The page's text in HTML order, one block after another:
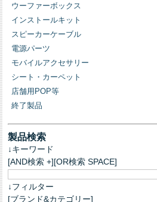
ウーファーボックス
インストールキット
スピーカーケーブル
電源パーツ
モバイルアクセサリー
シート・カーペット
店舗用POP等
終了製品
製品検索
↓キーワード
[AND検索 +][OR検索 SPACE]
↓フィルター
[ブランド&カテゴリー]